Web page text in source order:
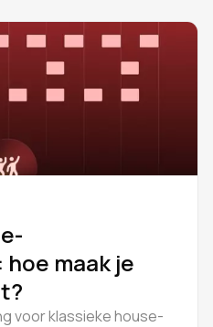
maak je
voor klassieke house-